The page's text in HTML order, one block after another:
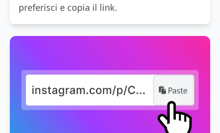
preferisci e copia il link.